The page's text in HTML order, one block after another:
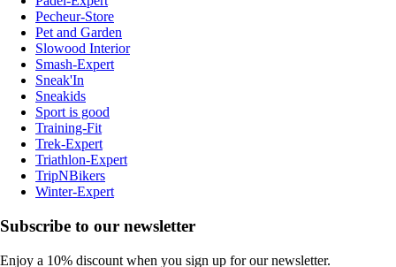
Pecheur-Store
Pet and Garden
Slowood Interior
Smash-Expert
Sneak'In
Sneakids
Sport is good
Training-Fit
Trek-Expert
Triathlon-Expert
TripNBikers
Winter-Expert
Subscribe to our newsletter
Enjoy a 10% discount when you sign up for our newsletter.